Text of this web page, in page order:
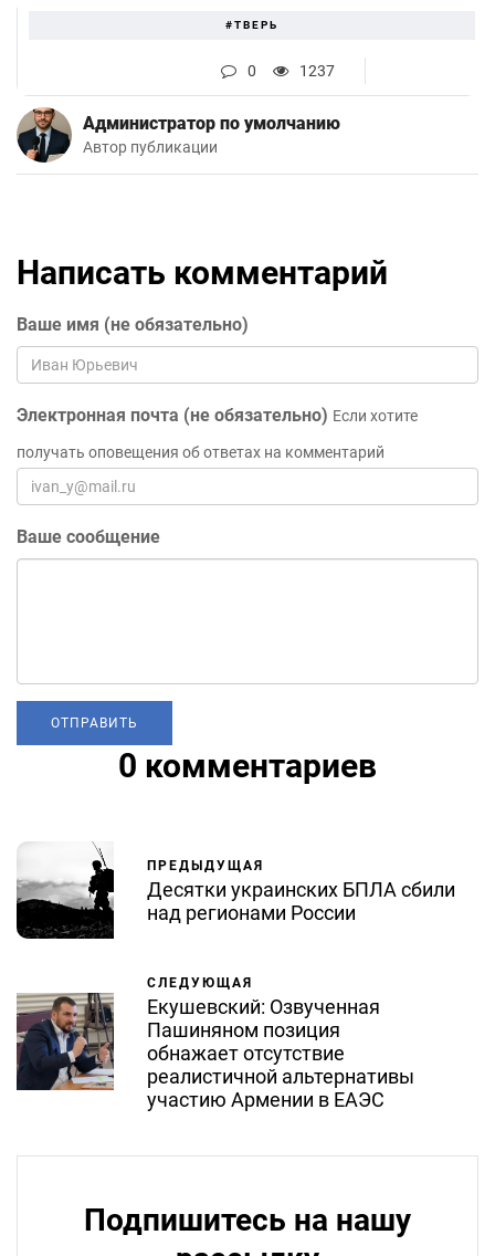
#ТВЕРЬ
0 1237
Администратор по умолчанию
Автор публикации
Написать комментарий
Ваше имя (не обязательно)
Электронная почта (не обязательно) Если хотите
получать оповещения об ответах на комментарий
Ваше сообщение
0 комментариев
ПРЕДЫДУЩАЯ
Десятки украинских БПЛА сбили
над регионами России
СЛЕДУЮЩАЯ
Екушевский: Озвученная
Пашиняном позиция
обнажает отсутствие
реалистичной альтернативы
участию Армении в ЕАЭС
Подпишитесь на нашу